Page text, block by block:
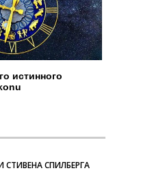
истинного
СПИЛБЕРГА